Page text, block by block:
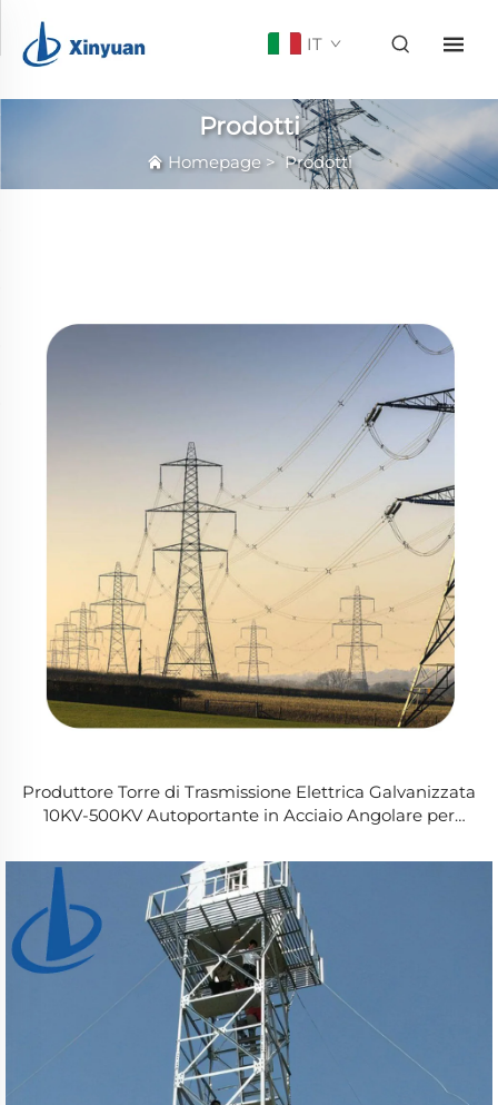
IT
Prodotti
Homepage>Prodotti
Produttore Torre di Trasmissione Elettrica Galvanizzata
10KV-500KV Autoportante in Acciaio Angolare per